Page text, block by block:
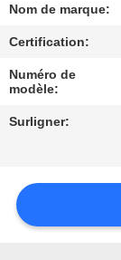
DE
QUALITÉ
Nom de marque:
Certification:
Numéro de
modèle:
Surligner: